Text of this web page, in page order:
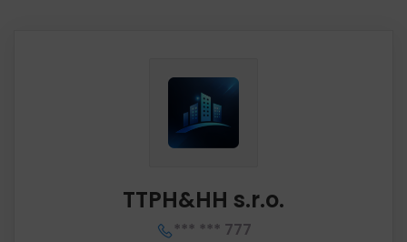
TTPH&HH s.r.o.
*** *** 777